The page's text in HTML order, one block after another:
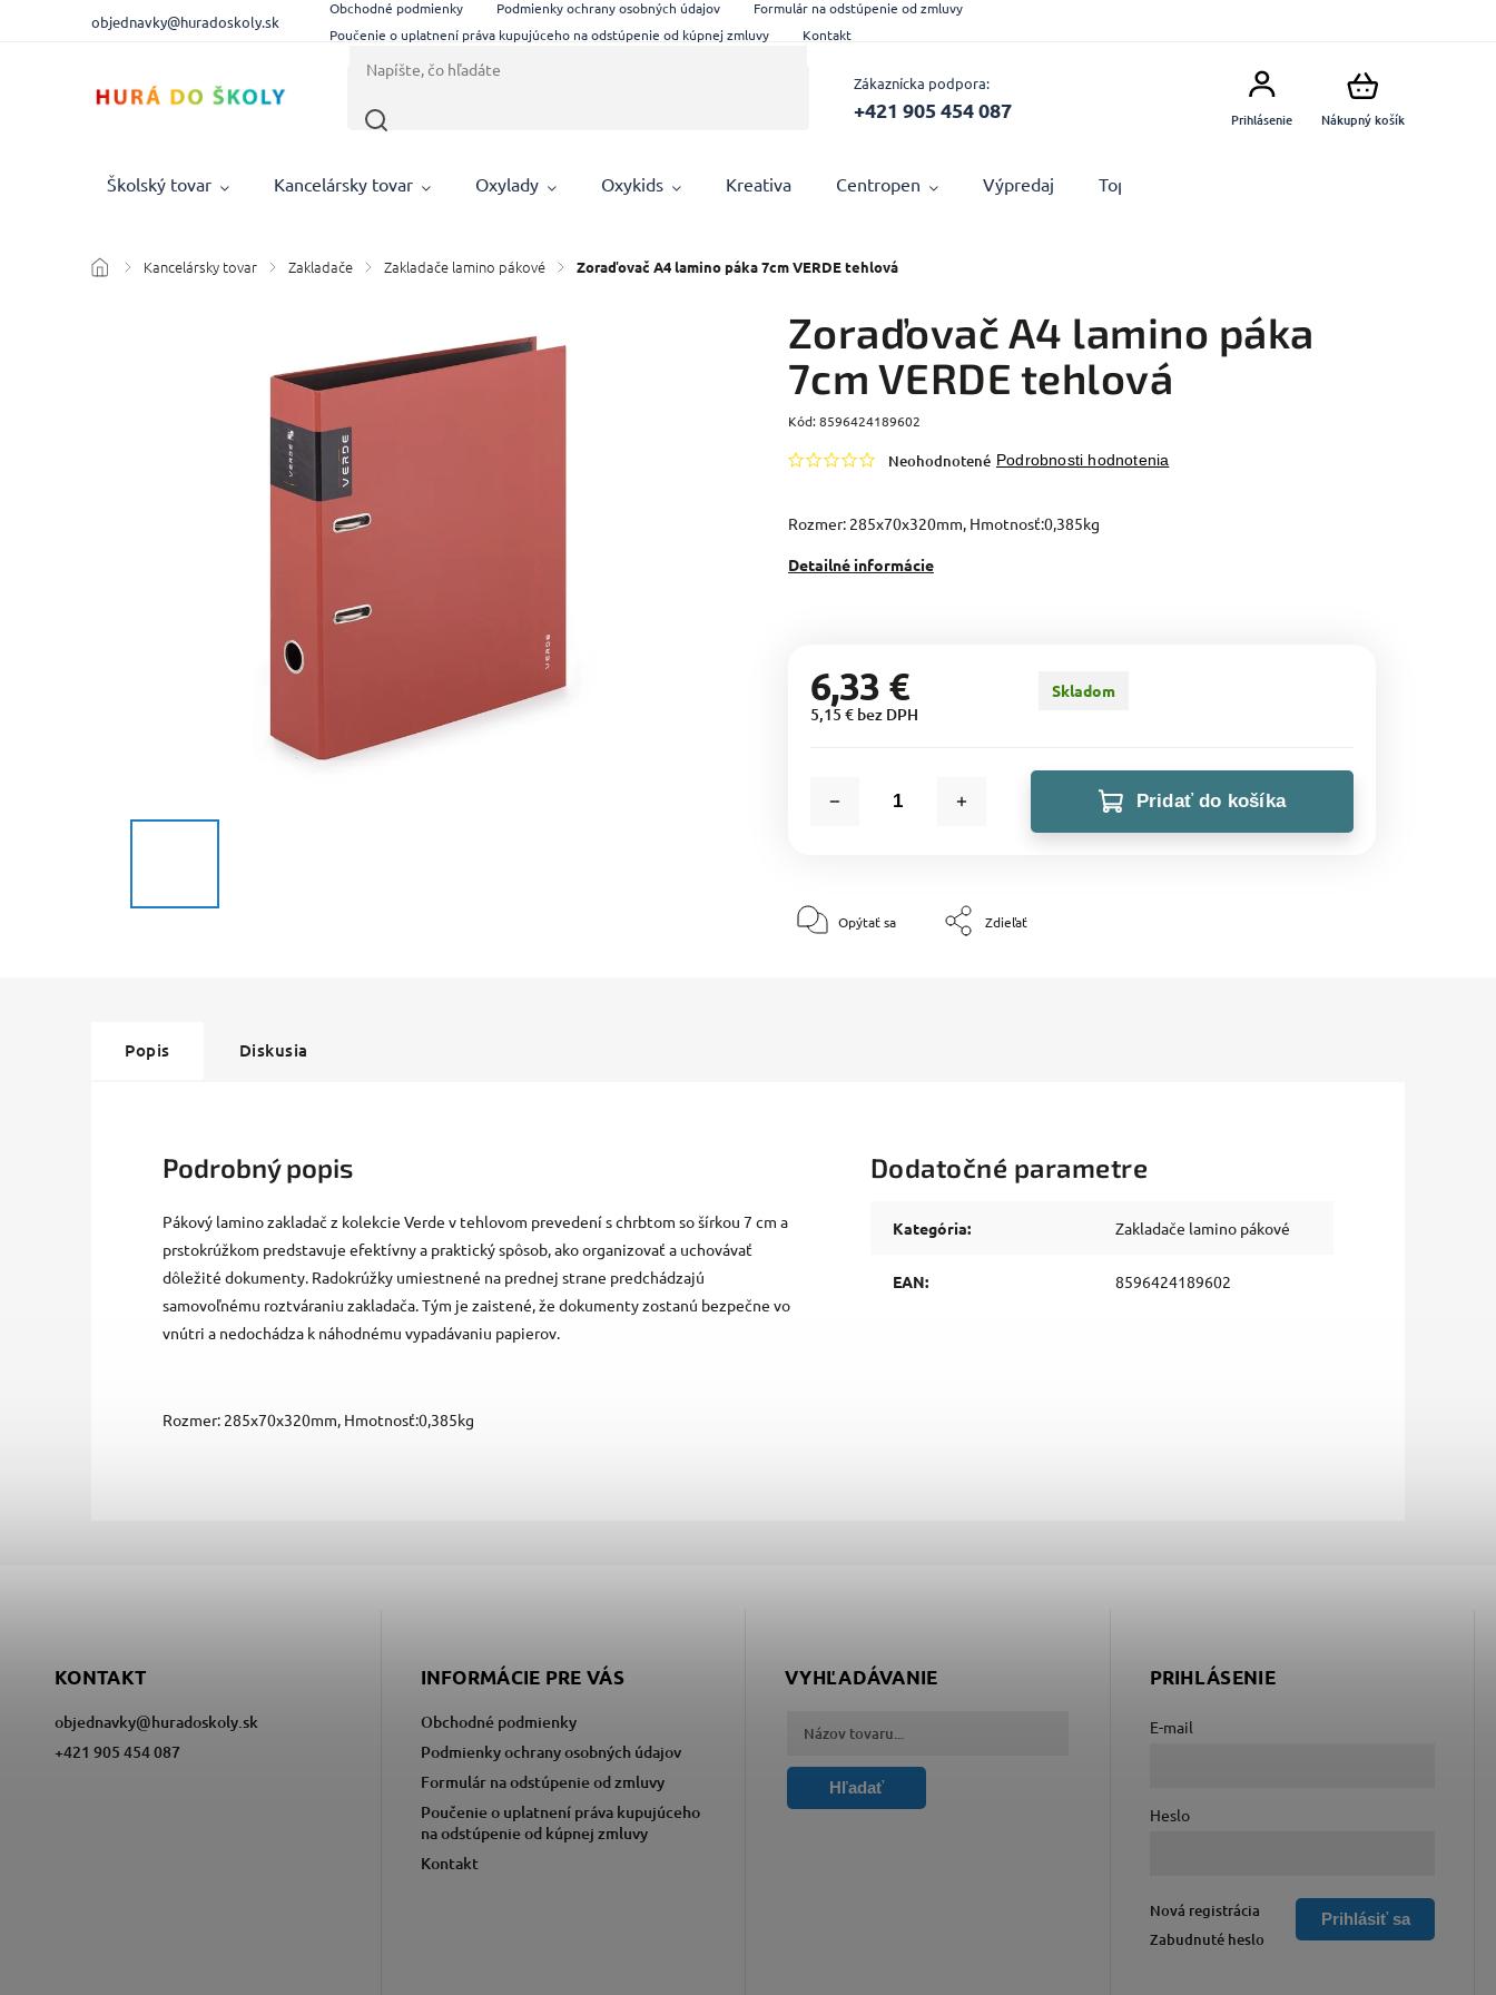
objednavky@huradoskoly.sk
Obchodné podmienky Podmienky ochrany osobných údajov
Formulár na odstúpenie od zmluvy
Poučenie o uplatnení práva kupujúceho na odstúpenie od kúpnej zmluvy
Kontakt
Zákaznícka podpora:
+421 905 454 087 Nákupný košík
Prihlásenie
Školský tovar Kancelársky tovar Oxylady Oxykids Kreativa Centropen Výpredaj Top produkty
/ Kancelársky tovar / Zakladače / Zakladače lamino pákové / Zoraďovač A4 lamino páka 7cm VERDE tehlová
Zoraďovač A4 lamino páka
7cm VERDE tehlová
Kód:8596424189602
Neohodnotené Podrobnosti hodnotenia
Rozmer: 285x70x320mm, Hmotnosť:0,385kg
Detailné informácie
6,33 €
5,15 € bez DPH
Skladom
Pridať do košíka
Opýtať sa Zdieľať
Popis Diskusia
Podrobný popis
Pákový lamino zakladač z kolekcie Verde v tehlovom prevedení s chrbtom so šírkou 7 cm a
prstokrúžkom predstavuje efektívny a praktický spôsob, ako organizovať a uchovávať
dôležité dokumenty. Radokrúžky umiestnené na prednej strane predchádzajú
samovoľnému roztváraniu zakladača. Tým je zaistené, že dokumenty zostanú bezpečne vo
vnútri a nedochádza k náhodnému vypadávaniu papierov.
Rozmer: 285x70x320mm, Hmotnosť:0,385kg
Dodatočné parametre
Kategória: Zakladače lamino pákové
EAN: 8596424189602
KONTAKT
objednavky@huradoskoly.sk
+421 905 454 087
INFORMÁCIE PRE VÁS
Obchodné podmienky
Podmienky ochrany osobných údajov
Formulár na odstúpenie od zmluvy
Poučenie o uplatnení práva kupujúceho
na odstúpenie od kúpnej zmluvy
Kontakt
VYHĽADÁVANIE
Hľadať
PRIHLÁSENIE
E-mail
Heslo
Prihlásiť sa
Nová registrácia
Zabudnuté heslo